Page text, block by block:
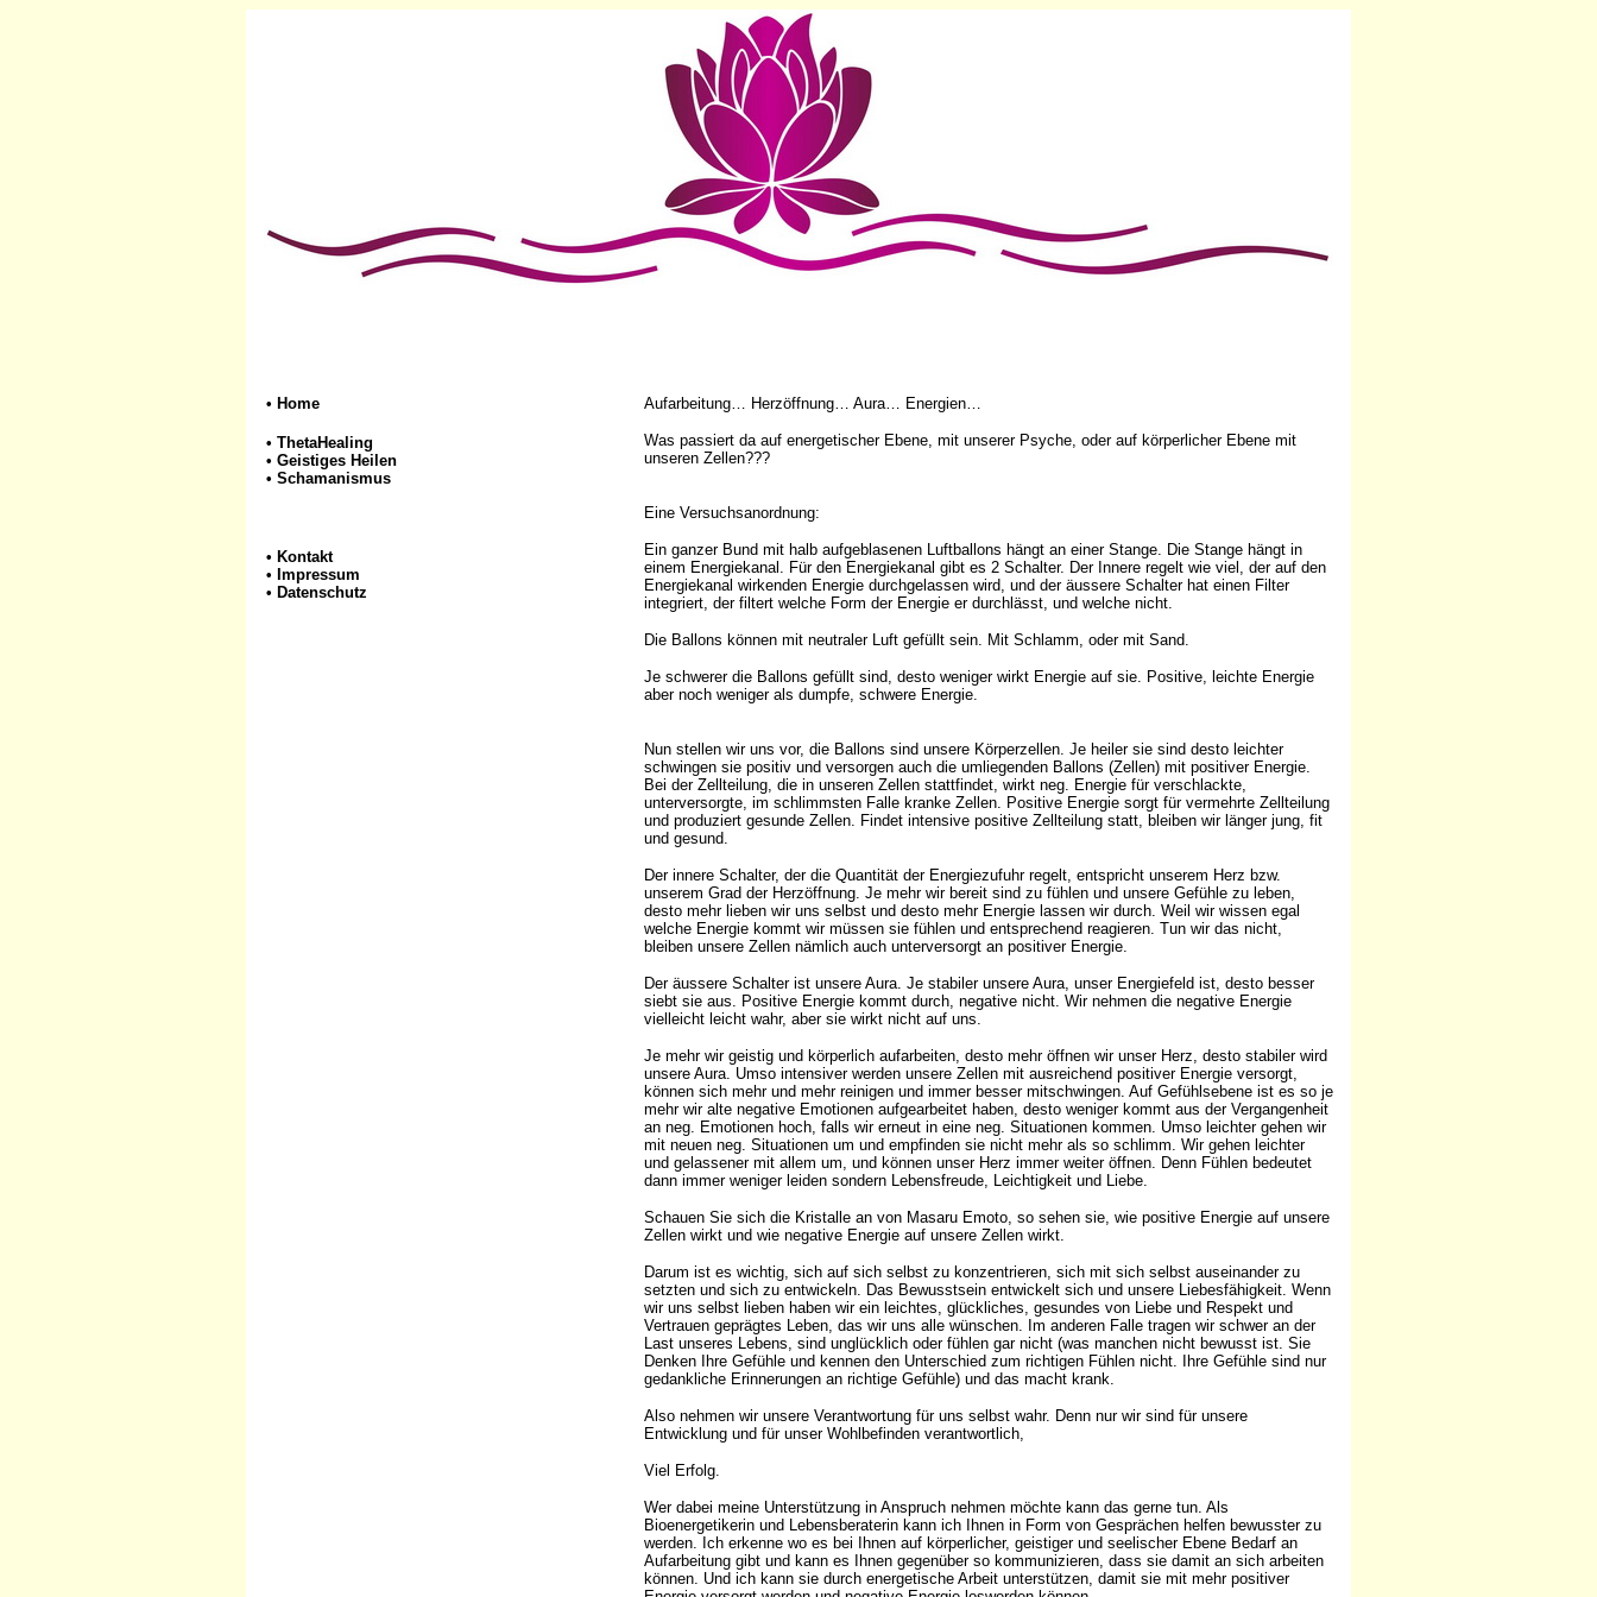
• Home
• ThetaHealing
• Geistiges Heilen
• Schamanismus
• Kontakt
• Impressum
• Datenschutz
Aufarbeitung… Herzöffnung… Aura… Energien…
Was passiert da auf energetischer Ebene, mit unserer Psyche, oder auf körperlicher Ebene mit
unseren Zellen???
Eine Versuchsanordnung:
Ein ganzer Bund mit halb aufgeblasenen Luftballons hängt an einer Stange. Die Stange hängt in
einem Energiekanal. Für den Energiekanal gibt es 2 Schalter. Der Innere regelt wie viel, der auf den
Energiekanal wirkenden Energie durchgelassen wird, und der äussere Schalter hat einen Filter
integriert, der filtert welche Form der Energie er durchlässt, und welche nicht.
Die Ballons können mit neutraler Luft gefüllt sein. Mit Schlamm, oder mit Sand.
Je schwerer die Ballons gefüllt sind, desto weniger wirkt Energie auf sie. Positive, leichte Energie
aber noch weniger als dumpfe, schwere Energie.
Nun stellen wir uns vor, die Ballons sind unsere Körperzellen. Je heiler sie sind desto leichter
schwingen sie positiv und versorgen auch die umliegenden Ballons (Zellen) mit positiver Energie.
Bei der Zellteilung, die in unseren Zellen stattfindet, wirkt neg. Energie für verschlackte,
unterversorgte, im schlimmsten Falle kranke Zellen. Positive Energie sorgt für vermehrte Zellteilung
und produziert gesunde Zellen. Findet intensive positive Zellteilung statt, bleiben wir länger jung, fit
und gesund.
Der innere Schalter, der die Quantität der Energiezufuhr regelt, entspricht unserem Herz bzw.
unserem Grad der Herzöffnung. Je mehr wir bereit sind zu fühlen und unsere Gefühle zu leben,
desto mehr lieben wir uns selbst und desto mehr Energie lassen wir durch. Weil wir wissen egal
welche Energie kommt wir müssen sie fühlen und entsprechend reagieren. Tun wir das nicht,
bleiben unsere Zellen nämlich auch unterversorgt an positiver Energie.
Der äussere Schalter ist unsere Aura. Je stabiler unsere Aura, unser Energiefeld ist, desto besser
siebt sie aus. Positive Energie kommt durch, negative nicht. Wir nehmen die negative Energie
vielleicht leicht wahr, aber sie wirkt nicht auf uns.
Je mehr wir geistig und körperlich aufarbeiten, desto mehr öffnen wir unser Herz, desto stabiler wird
unsere Aura. Umso intensiver werden unsere Zellen mit ausreichend positiver Energie versorgt,
können sich mehr und mehr reinigen und immer besser mitschwingen. Auf Gefühlsebene ist es so je
mehr wir alte negative Emotionen aufgearbeitet haben, desto weniger kommt aus der Vergangenheit
an neg. Emotionen hoch, falls wir erneut in eine neg. Situationen kommen. Umso leichter gehen wir
mit neuen neg. Situationen um und empfinden sie nicht mehr als so schlimm. Wir gehen leichter
und gelassener mit allem um, und können unser Herz immer weiter öffnen. Denn Fühlen bedeutet
dann immer weniger leiden sondern Lebensfreude, Leichtigkeit und Liebe.
Schauen Sie sich die Kristalle an von Masaru Emoto, so sehen sie, wie positive Energie auf unsere
Zellen wirkt und wie negative Energie auf unsere Zellen wirkt.
Darum ist es wichtig, sich auf sich selbst zu konzentrieren, sich mit sich selbst auseinander zu
setzten und sich zu entwickeln. Das Bewusstsein entwickelt sich und unsere Liebesfähigkeit. Wenn
wir uns selbst lieben haben wir ein leichtes, glückliches, gesundes von Liebe und Respekt und
Vertrauen geprägtes Leben, das wir uns alle wünschen. Im anderen Falle tragen wir schwer an der
Last unseres Lebens, sind unglücklich oder fühlen gar nicht (was manchen nicht bewusst ist. Sie
Denken Ihre Gefühle und kennen den Unterschied zum richtigen Fühlen nicht. Ihre Gefühle sind nur
gedankliche Erinnerungen an richtige Gefühle) und das macht krank.
Also nehmen wir unsere Verantwortung für uns selbst wahr. Denn nur wir sind für unsere
Entwicklung und für unser Wohlbefinden verantwortlich,
Viel Erfolg.
Wer dabei meine Unterstützung in Anspruch nehmen möchte kann das gerne tun. Als
Bioenergetikerin und Lebensberaterin kann ich Ihnen in Form von Gesprächen helfen bewusster zu
werden. Ich erkenne wo es bei Ihnen auf körperlicher, geistiger und seelischer Ebene Bedarf an
Aufarbeitung gibt und kann es Ihnen gegenüber so kommunizieren, dass sie damit an sich arbeiten
können. Und ich kann sie durch energetische Arbeit unterstützen, damit sie mit mehr positiver